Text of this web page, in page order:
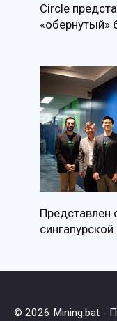
Circle
«обернутый»
Представлен
© 2026 Mining.bat -